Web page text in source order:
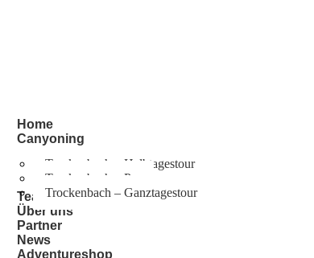
Home
Canyoning
Trockenbach – Halbtagestour
Trockenbach – Pro
Trockenbach – Ganztagestour
Team Events
Über uns
Partner
News
Adventureshop